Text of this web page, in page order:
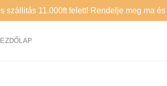
szállitás 11.000ft felett! Rendelje meg ma és